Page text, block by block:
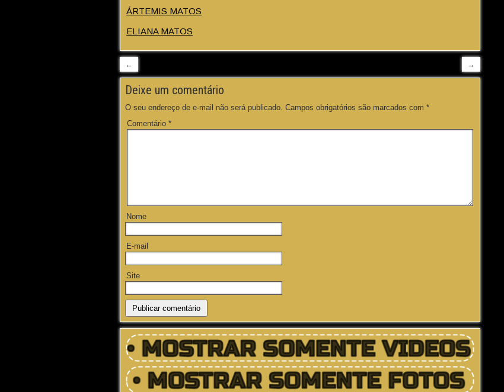
ÁRTEMIS MATOS
ELIANA MATOS
← →
Deixe um comentário
O seu endereço de e-mail não será publicado. Campos obrigatórios são marcados com *
Comentário *
Nome
E-mail
Site